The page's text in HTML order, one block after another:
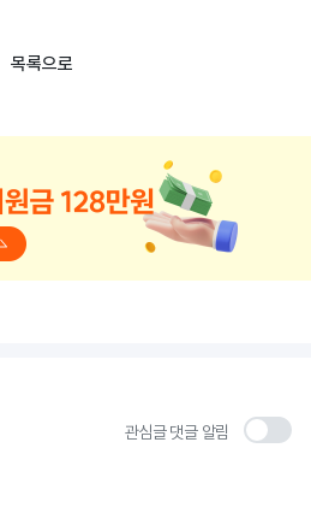
목록으로
관심글 댓글 알림